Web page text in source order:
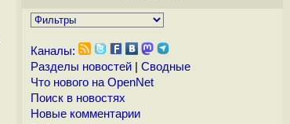
Каналы:
Разделы новостей| Сводные
Что нового на OpenNet
Поиск в новостях
Новые комментарии